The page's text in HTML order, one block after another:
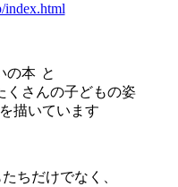
index.html
の本 と
くさんの子どもの姿
描いています
ちだけでなく、